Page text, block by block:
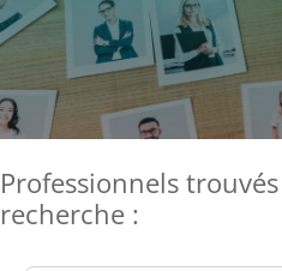
Professionnels
recherche :